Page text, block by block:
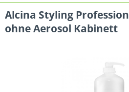
Alcina Styling
ohne Aerosol Kabinett